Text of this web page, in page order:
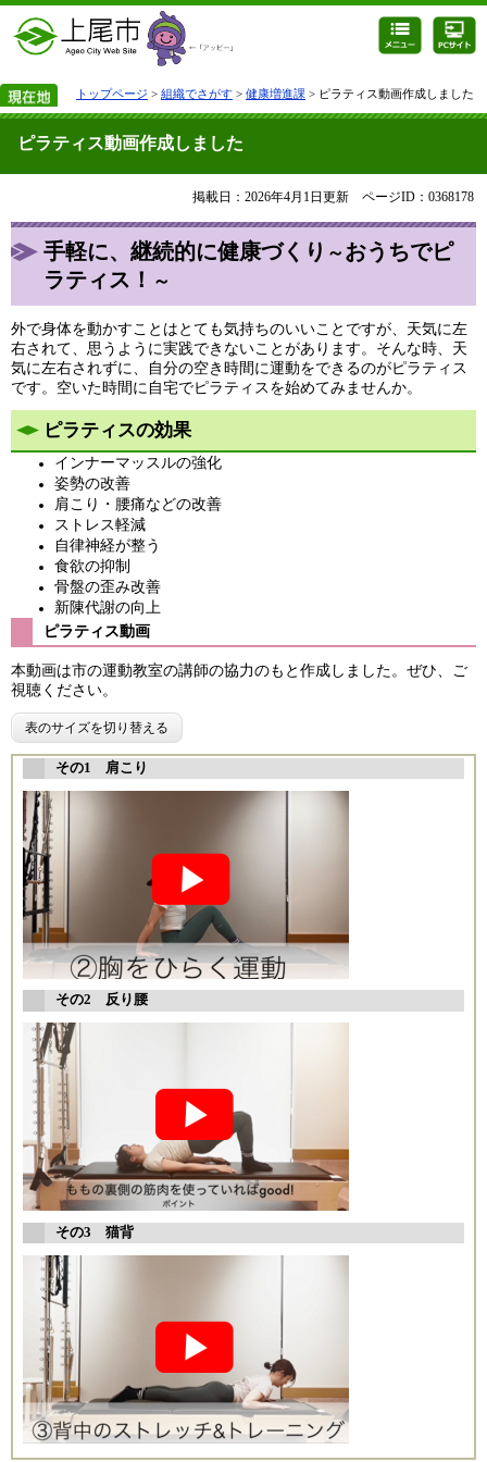
トップページ > 組織でさがす > 健康増進課 > ピラティス動画作成しました
ピラティス動画作成しました
掲載日：2026年4月1日更新 ページID：0368178
​手軽に、継続的に健康づくり ～​ おうちでピ
ラティス！​ ～​
外で身体を動かすことはとても気持ちのいいことですが、天気に左
右されて、思うように実践できないことがあります。そんな時、天
気に左右されずに、自分の空き時間に運動をできるのがピラティス
です。空いた時間に自宅でピラティスを始めてみませんか。
ピラティスの効果
インナーマッスルの強化
姿勢の改善
肩こり・腰痛などの改善
ストレス軽減
自律神経が整う
食欲の抑制
骨盤の歪み改善
新陳代謝の向上 ​
ピラティス動画
本動画は市の運動教室の講師の協力のもと作成しました。​ぜひ、ご
視聴ください。
表のサイズを切り替える
​その1 肩こり
その2 反り腰
その3 猫背